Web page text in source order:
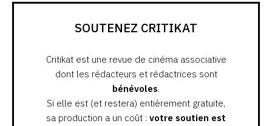
SOUTENEZ CRITIKAT
Critikat est une revue de cinéma associative
dont les rédacteurs et rédactrices sont
bénévoles.
Si elle est (et restera) entièrement gratuite,
sa production a un coût : votre soutien est